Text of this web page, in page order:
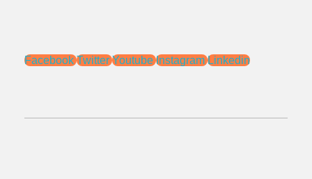
Facebook Twitter Youtube Instagram Linkedin